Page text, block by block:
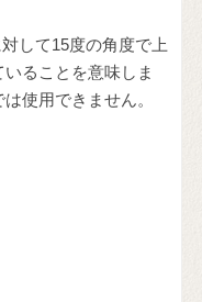
して15度の角度で上
ることを意味しま
使用できません。